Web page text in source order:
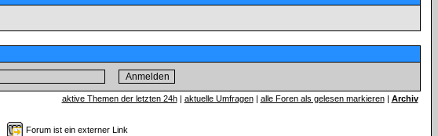
aktive Themen der letzten 24h| aktuelle Umfragen| alle Foren als gelesen markieren| Archiv
Forum ist ein externer Link